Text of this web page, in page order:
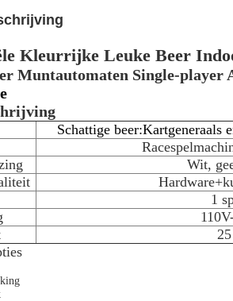
Kleurrijke Leuke Beer
Muntautomaten Single-
Schattige beer:Kartgeneraals
Wit,
1